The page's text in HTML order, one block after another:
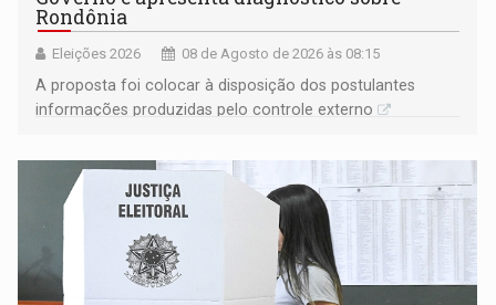
Rondônia
Eleições 2026 08 de Agosto de 2026 às 08:15
A proposta foi colocar à disposição dos postulantes
informações produzidas pelo controle externo